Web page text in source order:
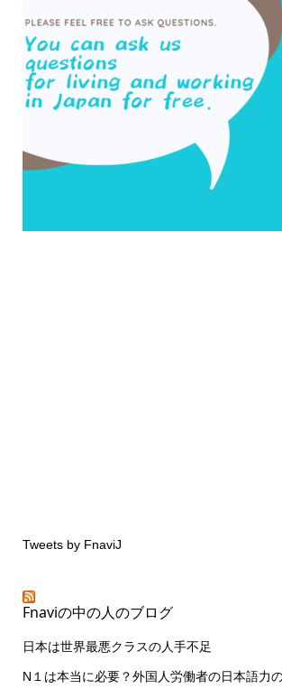
Tweets by FnaviJ
Fnaviの中の人のブログ
日本は世界最悪クラスの人手不足
N１は本当に必要？外国人労働者の日本語力